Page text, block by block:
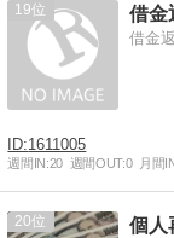
19 借金
借金
1611005
週間IN:20 週間OUT:0 月間
20